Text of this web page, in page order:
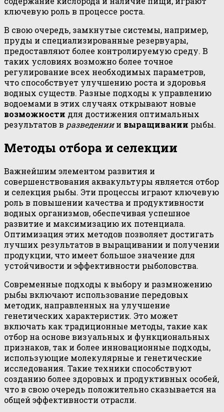
ключевую роль в процессе роста.
В свою очередь, замкнутые системы, например,
пруды и специализированные резервуары,
предоставляют более контролируемую среду. В
таких условиях возможно более точное
регулирование всех необходимых параметров,
что способствует улучшению роста и здоровья
водных существ. Разные подходы к управлению
водоемами в этих случаях открывают новые
возможности для достижения оптимальных
результатов в разведениии выращивании рыбы.
Методы отбора и селекции
Важнейшим элементом развития и
совершенствования аквакультуры является отбор
и селекция рыбы. Эти процессы играют ключевую
роль в повышении качества и продуктивности
водных организмов, обеспечивая успешное
развитие и максимизацию их потенциала.
Оптимизация этих методов позволяет достигать
лучших результатов в выращивании и получении
продукции, что имеет большое значение для
устойчивости и эффективности рыболовства.
Современные подходы к выбору и размножению
рыбы включают использование передовых
методик, направленных на улучшение
генетических характеристик. Это может
включать как традиционные методы, такие как
отбор на основе визуальных и функциональных
признаков, так и более инновационные подходы,
использующие молекулярные и генетические
исследования. Такие техники способствуют
созданию более здоровых и продуктивных особей,
что в свою очередь положительно сказывается на
общей эффективности отрасли.